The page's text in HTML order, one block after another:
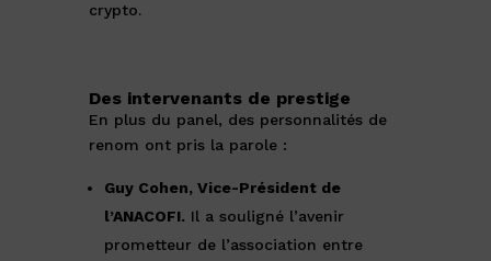
crypto.
Des intervenants de prestige
En plus du panel, des personnalités de
renom ont pris la parole :
Guy Cohen, Vice-Président de
l’ANACOFI. Il a souligné l’avenir
prometteur de l’association entre